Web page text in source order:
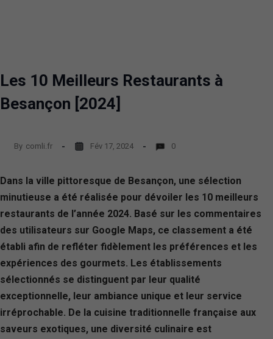
Les 10 Meilleurs Restaurants à
Besançon [2024]
By comli.fr Fév 17, 2024 0
Dans la ville pittoresque de Besançon, une sélection
minutieuse a été réalisée pour dévoiler les 10 meilleurs
restaurants de l’année 2024. Basé sur les commentaires
des utilisateurs sur Google Maps, ce classement a été
établi afin de refléter fidèlement les préférences et les
expériences des gourmets. Les établissements
sélectionnés se distinguent par leur qualité
exceptionnelle, leur ambiance unique et leur service
irréprochable. De la cuisine traditionnelle française aux
saveurs exotiques, une diversité culinaire est